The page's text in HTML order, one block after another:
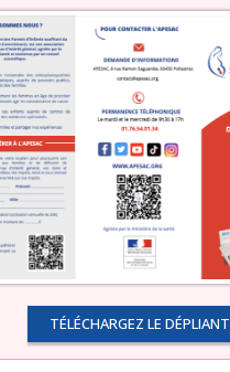
TÉLÉCHARGEZ LE DÉPLIANT